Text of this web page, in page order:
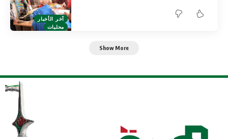
آخر الأخبار
محليات
Show More